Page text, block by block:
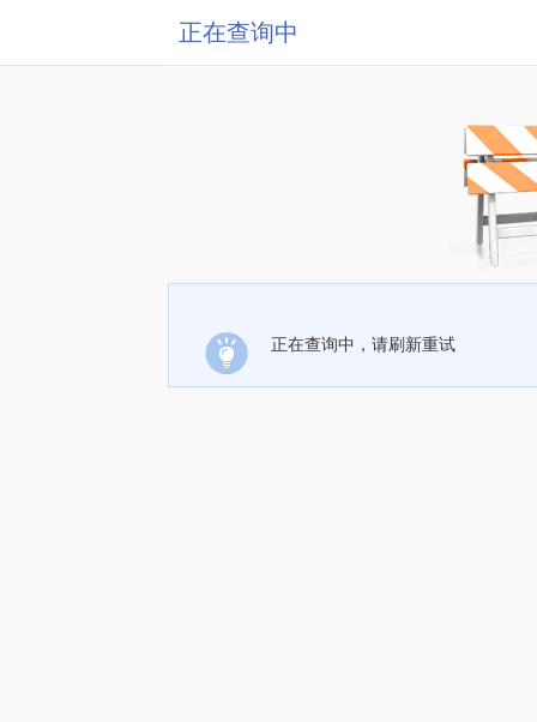
正在查询中
正在查询中，请刷新重试